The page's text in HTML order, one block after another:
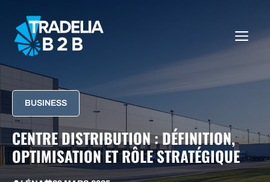
contenu
BUSINESS
CENTRE DISTRIBUTION : DÉFINITION,
OPTIMISATION ET RÔLE STRATÉGIQUE